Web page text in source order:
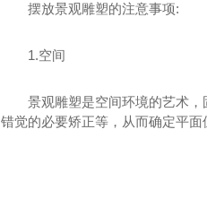
摆放景观雕塑的注意事项:
1.空间
景观雕塑是空间环境的艺术
错觉的必要矫正等，从而确定平面